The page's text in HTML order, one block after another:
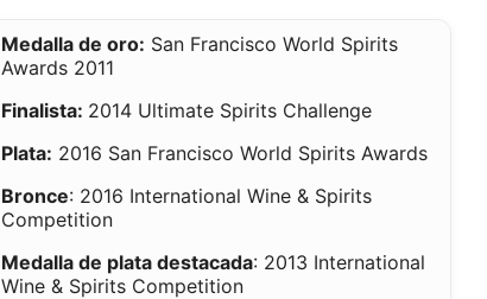
Medalla de oro: San Francisco World Spirits
Awards 2011
Finalista: 2014 Ultimate Spirits Challenge
Plata: 2016 San Francisco World Spirits Awards
Bronce: 2016 International Wine & Spirits
Competition
Medalla de plata destacada: 2013 International
Wine & Spirits Competition